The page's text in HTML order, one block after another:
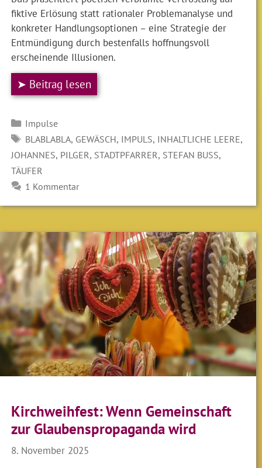
fiktive Erlösung statt rationaler Problemanalyse und
konkreter Handlungsoptionen – eine Strategie der
Entmündigung durch bestenfalls hoffnungsvoll
erscheinende Illusionen.
➤ Beitrag lesen
Kategorien
Impulse
SCHLAGWÖRTER
BLABLABLA, GEWÄSCH, IMPULS, INHALTLICHE LEERE,
JOHANNES, PILGER, STADTPFARRER, STEFAN BUSS ,
TÄUFER
1 Kommentar
Kirchweihfest: Wenn Gemeinschaft
zur Glaubenspropaganda wird
8. November 2025